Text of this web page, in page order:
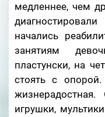
медленнее, чем
начались
занятиям
пластунски, на
стоять с
игрушки,